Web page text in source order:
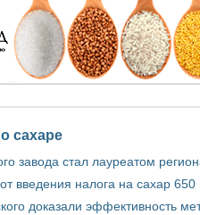
сахаре
завода стал лауреатом
введения налога на сахар
доказали эффективность